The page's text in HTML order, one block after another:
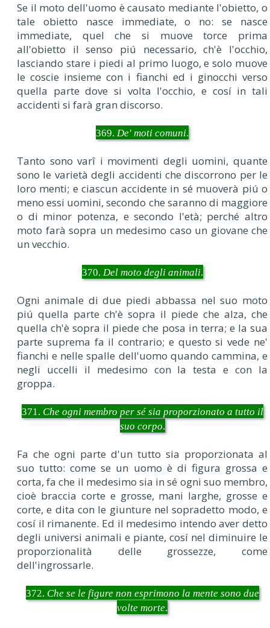
Se il moto dell'uomo è causato mediante l'obietto, o
tale obietto nasce immediate, o no: se nasce
immediate, quel che si muove torce prima
all'obietto il senso piú necessario, ch'è l'occhio,
lasciando stare i piedi al primo luogo, e solo muove
le coscie insieme con i fianchi ed i ginocchi verso
quella parte dove si volta l'occhio, e cosí in tali
accidenti si farà gran discorso.
369. De' moti comuni.
Tanto sono varî i movimenti degli uomini, quante
sono le varietà degli accidenti che discorrono per le
loro menti; e ciascun accidente in sé muoverà piú o
meno essi uomini, secondo che saranno di maggiore
o di minor potenza, e secondo l'età; perché altro
moto farà sopra un medesimo caso un giovane che
un vecchio.
370. Del moto degli animali.
Ogni animale di due piedi abbassa nel suo moto
piú quella parte ch'è sopra il piede che alza, che
quella ch'è sopra il piede che posa in terra; e la sua
parte suprema fa il contrario; e questo si vede ne'
fianchi e nelle spalle dell'uomo quando cammina, e
negli uccelli il medesimo con la testa e con la
groppa.
371. Che ogni membro per sé sia proporzionato a tutto il
suo corpo.
Fa che ogni parte d'un tutto sia proporzionata al
suo tutto: come se un uomo è di figura grossa e
corta, fa che il medesimo sia in sé ogni suo membro,
cioè braccia corte e grosse, mani larghe, grosse e
corte, e dita con le giunture nel sopradetto modo, e
cosí il rimanente. Ed il medesimo intendo aver detto
degli universi animali e piante, cosí nel diminuire le
proporzionalità delle grossezze, come
dell'ingrossarle.
372. Che se le figure non esprimono la mente sono due
volte morte.